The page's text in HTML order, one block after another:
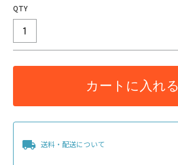
QTY
カートに入れる
local_shipping 送料・配送について